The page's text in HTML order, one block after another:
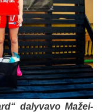
da­ly­va­vo Ma­žei­